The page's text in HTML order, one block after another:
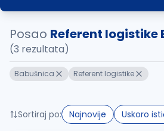
Posao Referent logistike
(3 rezultata)
Babušnica Referent logistike
Sortiraj po: Najnovije Uskoro